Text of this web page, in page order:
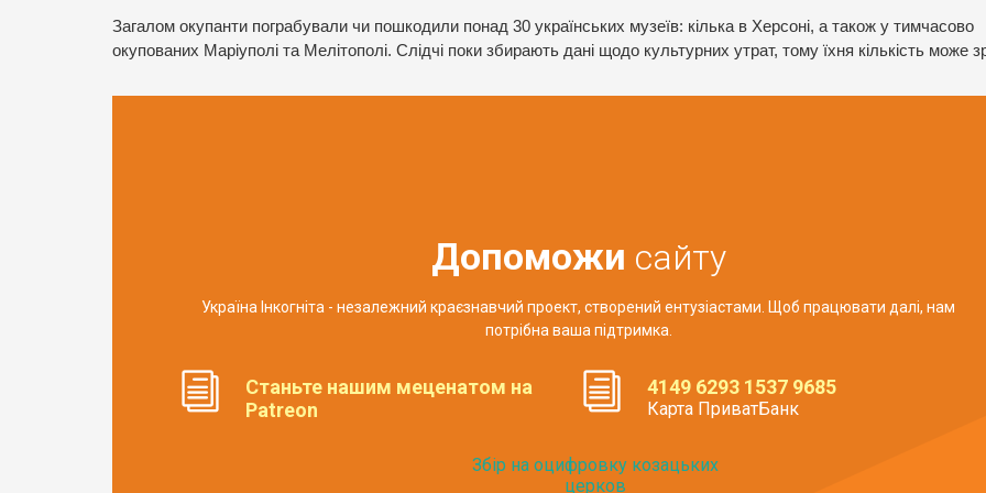
Загалом окупанти пограбували чи пошкодили понад 30 українських музеїв: кілька в Херсоні, а також у тимчасово
окупованих Маріуполі та Мелітополі. Слідчі поки збирають дані щодо культурних утрат, тому їхня кількість може
Допоможи сайту
Україна Інкогніта - незалежний краєзнавчий проект, створений ентузіастами. Щоб працювати далі, нам
потрібна ваша підтримка.
Станьте нашим меценатом на
Patreon
4149 6293 1537 9685
Карта ПриватБанк
Збір на оцифровку козацьких
церков